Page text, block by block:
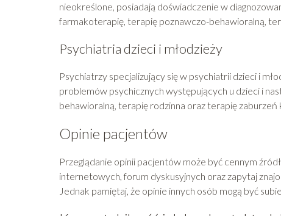
nieokreślone, posiadają doświadczenie w
farmakoterapię, terapię poznawczo-behawioralną,
Psychiatria dzieci i młodzieży
Psychiatrzy specjalizujący się w psychiatrii dzieci i
problemów psychicznych występujących u dzieci i
behawioralną, terapię rodzinna oraz terapię zaburzeń
Opinie pacjentów
Przeglądanie opinii pacjentów może być cennym
internetowych, forum dyskusyjnych oraz zapytaj
Jednak pamiętaj, że opinie innych osób mogą być